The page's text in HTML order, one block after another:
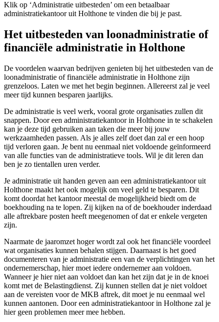
Klik op ‘Administratie uitbesteden’ om een betaalbaar
administratiekantoor uit Holthone te vinden die bij je past.
Het uitbesteden van loonadministratie of
financiële administratie in Holthone
De voordelen waarvan bedrijven genieten bij het uitbesteden van de
loonadministratie of financiële administratie in Holthone zijn
grenzeloos. Laten we met het begin beginnen. Allereerst zal je veel
meer tijd kunnen besparen jaarlijks.
De administratie is veel werk, vooral grote organisaties zullen dit
snappen. Door een administratiekantoor in Holthone in te schakelen
kan je deze tijd gebruiken aan taken die meer bij jouw
werkzaamheden passen. Als je alles zelf doet dan zal er een hoop
tijd verloren gaan. Je bent nu eenmaal niet voldoende geïnformeerd
van alle functies van de administratieve tools. Wil je dit leren dan
ben je zo tientallen uren verder.
Je administratie uit handen geven aan een administratiekantoor uit
Holthone maakt het ook mogelijk om veel geld te besparen. Dit
komt doordat het kantoor meestal de mogelijkheid biedt om de
boekhouding na te lopen. Zij kijken na of de boekhouder inderdaad
alle aftrekbare posten heeft meegenomen of dat er enkele vergeten
zijn.
Naarmate de jaaromzet hoger wordt zal ook het financiële voordeel
wat organisaties kunnen behalen stijgen. Daarnaast is het goed
documenteren van je administratie een van de verplichtingen van het
ondernemerschap, hier moet iedere ondernemer aan voldoen.
Wanneer je hier niet aan voldoet dan kan het zijn dat je in de knoei
komt met de Belastingdienst. Zij kunnen stellen dat je niet voldoet
aan de vereisten voor de MKB aftrek, dit moet je nu eenmaal wel
kunnen aantonen. Door een administratiekantoor in Holthone zal je
hier geen problemen meer mee hebben.